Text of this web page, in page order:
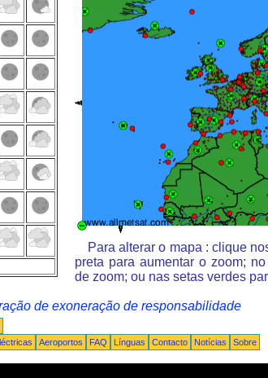
Para alterar o mapa : clique
preta para aumentar o zoom;
de zoom; ou nas setas verdes
de exoneração de responsabilidade
Aeroportos FAQ Línguas Contacto Notícias Sobre